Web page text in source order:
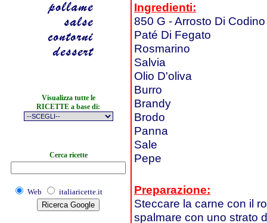
Visualizza tutte le
RICETTE a base di:
Cerca ricette
Web italiaricette.it
Ingredienti:
850 G - Arrosto Di
Paté Di Fegato
Rosmarino
Salvia
Olio D'oliva
Burro
Brandy
Brodo
Panna
Sale
Pepe
Preparazione:
Steccare la carne con il
spalmare con uno strato